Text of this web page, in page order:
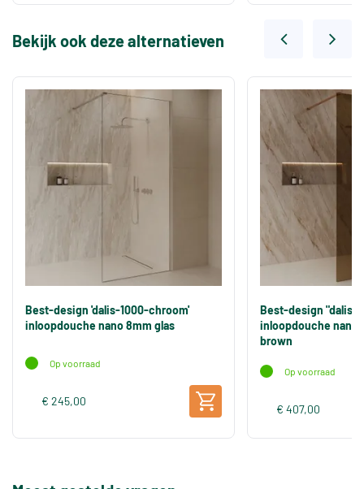
Bekijk ook deze alternatieven
Best-design 'dalis-1000-chroom'
inloopdouche nano 8mm glas
Op voorraad
€ 245,00
Best-design "dalis-
inloopdouche nano
brown
Op voorraad
€ 407,00